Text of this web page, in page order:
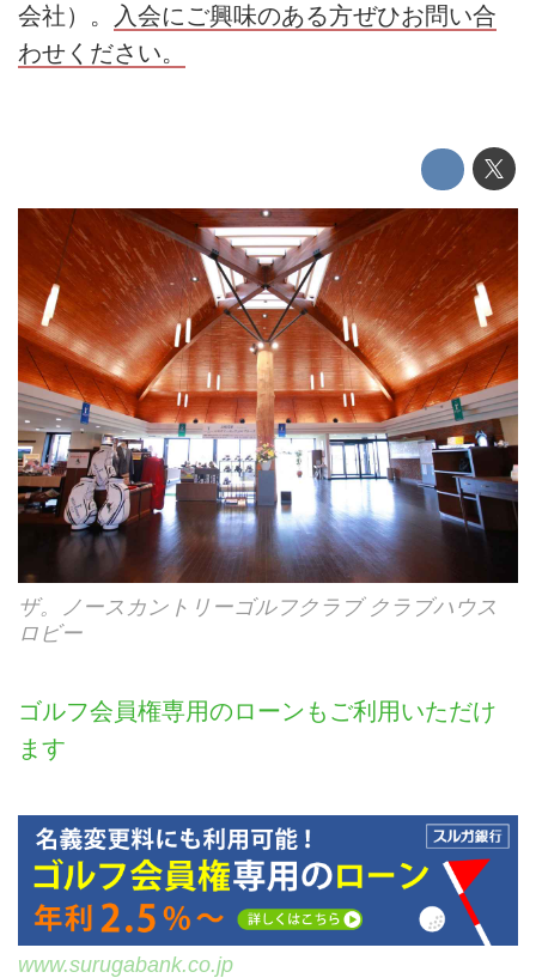
会社）。
入会にご興味のある方ぜひお問い合
わせください。
ザ。ノースカントリーゴルフクラブ クラブハウス
ロビー
ゴルフ会員権専用のローンもご利用いただけ
ます
www.surugabank.co.jp